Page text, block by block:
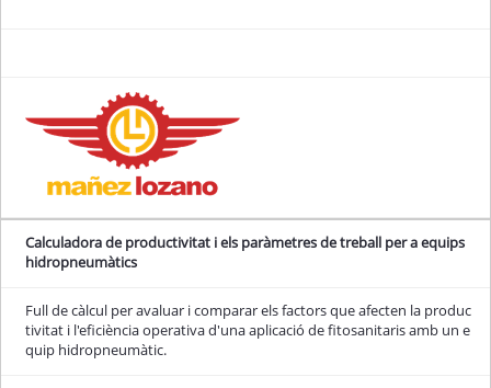
Calculadora de productivitat i els paràmetres de treball per a equips
hidropneumàtics
Full de càlcul per avaluar i comparar els factors que afecten la produc
tivitat i l'eficiència operativa d'una aplicació de fitosanitaris amb un e
quip hidropneumàtic.